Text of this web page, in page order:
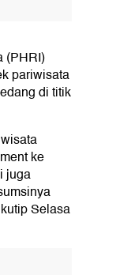
(PHRI)
pariwisata
di titik
ke
juga
Selasa